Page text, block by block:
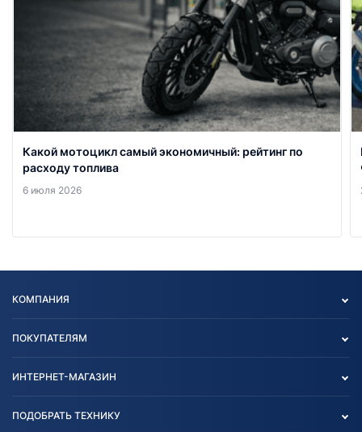
Какой мотоцикл самый экономичный: рейтинг по
расходу топлива
6 июля 2026
КОМПАНИЯ
Блог
ПОКУПАТЕЛЯМ
Согласие на обработку
ИНТЕРНЕТ-МАГАЗИН
Агротехника
ПОДОБРАТЬ ТЕХНИКУ